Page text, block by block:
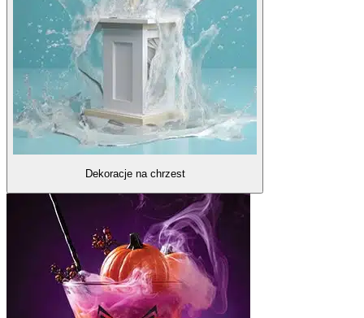
Dekoracje na chrzest